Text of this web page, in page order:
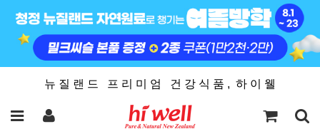
뉴 질 랜 드 프 리 미 엄 건 강 식 품 , 하 이 웰